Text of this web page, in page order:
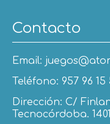
Contacto
Email:
Teléfono: 957 96 15
Dirección: C/
Tecnocórdoba.